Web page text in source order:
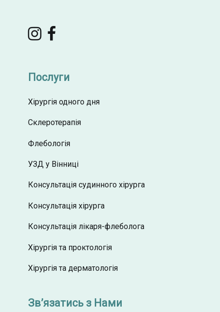
Послуги
Хірургія одного дня
Склеротерапія
Флебологія
УЗД у Вінниці
Консультація судинного хірурга
Консультація хірурга
Консультація лікаря-флеболога
Хірургія та проктологія
Хірургія та дерматологія
Зв’язатись з Нами